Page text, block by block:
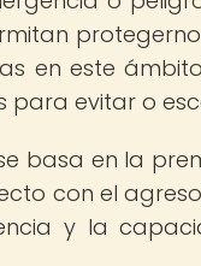
en este
evitar o
basa en la
con el
y la